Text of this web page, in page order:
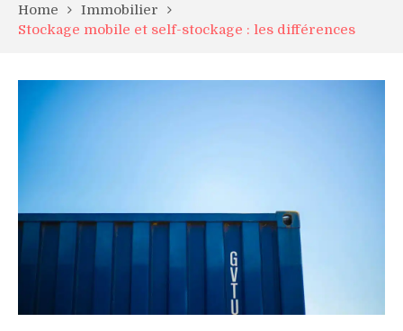
Home
Immobilier
Stockage mobile et self-stockage : les différences